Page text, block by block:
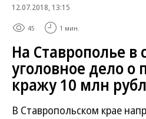
12.07.2018, 13:15
45 1 мин.
На Ставрополье в
уголовное дело
кражу 10 млн
В Ставропольском крае